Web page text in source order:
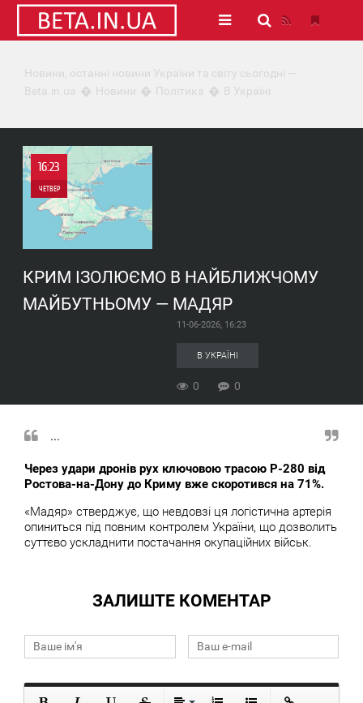
Новини, останні новини України та світу сьогодні —
Beta.in.ua
Новини Політика В Україні
16:23
ЧЕТВЕР
КРИМ ІЗОЛЮЄМО В НАЙБЛИЖЧОМУ
МАЙБУТНЬОМУ — МАДЯР
11-06-2026, 16:23
В УКРАЇНІ
0 0
...
Через удари дронів рух ключовою трасою Р-280 від
Ростова-на-Дону до Криму вже скоротився на 71%.
«Мадяр» стверджує, що невдовзі ця логістична артерія
опиниться під повним контролем України, що дозволить
суттєво ускладнити постачання окупаційних військ.
ЗАЛИШТЕ КОМЕНТАР